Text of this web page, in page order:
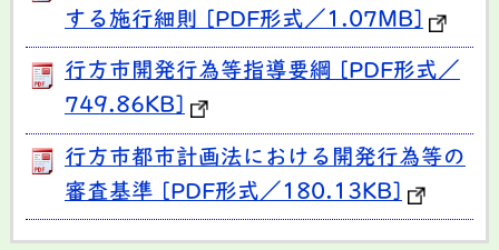
する施行細則 [PDF形式／1.07MB]
行方市開発行為等指導要綱 [PDF形式／
749.86KB]
行方市都市計画法における開発行為等の
審査基準 [PDF形式／180.13KB]